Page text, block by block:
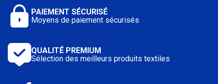
PAIEMENT SÉCURISÉ
Moyens de paiement sécurisés
QUALITÉ PREMIUM
Sélection des meilleurs produits textiles